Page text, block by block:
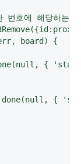
호에 해당하는
board) {
{
{